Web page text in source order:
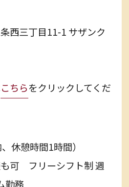
西三丁目11-1 サザンク
こちらをクリックしてくだ
休憩時間1時間）
可 フリーシフト制 週
勤務